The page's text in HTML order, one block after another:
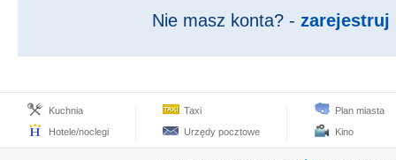
Nie masz konta? - zarejestruj
Kuchnia
Hotele/noclegi
Taxi
Urzędy pocztowe
Plan miasta
Kino